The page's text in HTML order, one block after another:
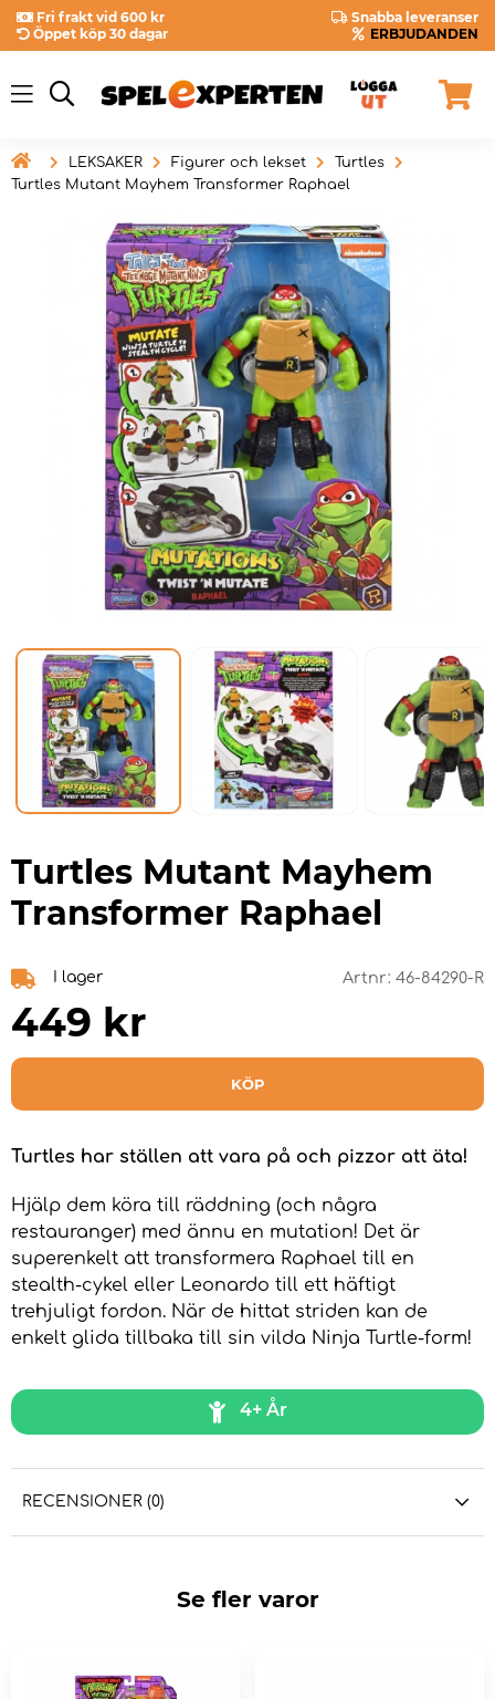
Fri frakt vid 600 kr
Snabba leveranser
Öppet köp 30 dagar
ERBJUDANDEN
 LEKSAKER Figurer och lekset
Turtles
Turtles Mutant Mayhem Transformer Raphael
Turtles Mutant Mayhem
Transformer Raphael
I lager Artnr: 46-84290-R
449 kr
KÖP
Turtles har ställen att vara på och pizzor att äta!
Hjälp dem köra till räddning (och några
restauranger) med ännu en mutation! Det är
superenkelt att transformera Raphael till en
stealth-cykel eller Leonardo till ett häftigt
trehjuligt fordon. När de hittat striden kan de
enkelt glida tillbaka till sin vilda Ninja Turtle-form!
4+ År
RECENSIONER (0)
Se fler varor